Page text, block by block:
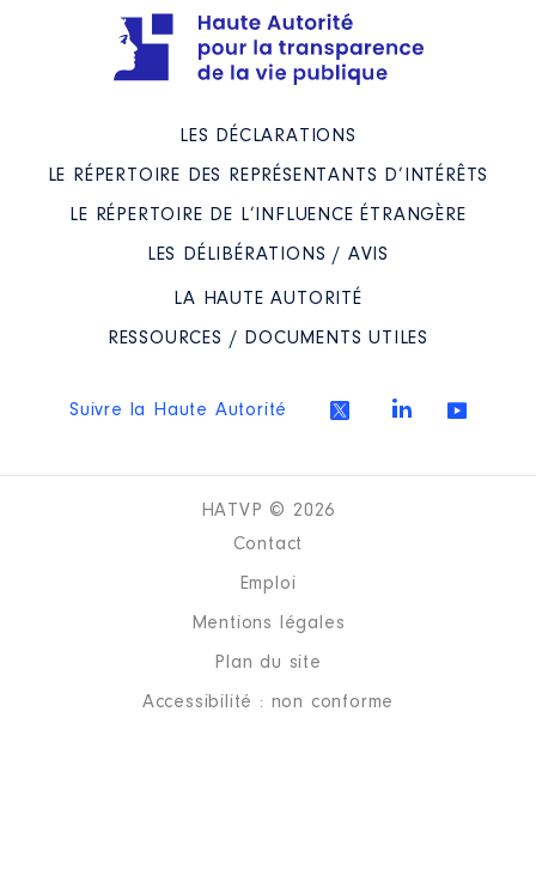
LES DÉCLARATIONS
LE RÉPERTOIRE DES REPRÉSENTANTS D’INTÉRÊTS
LE RÉPERTOIRE DE L’INFLUENCE ÉTRANGÈRE
LES DÉLIBÉRATIONS / AVIS
LA HAUTE AUTORITÉ
RESSOURCES / DOCUMENTS UTILES
Suivre la Haute Autorité
HATVP © 2026
Contact
Emploi
Mentions légales
Plan du site
Accessibilité : non conforme